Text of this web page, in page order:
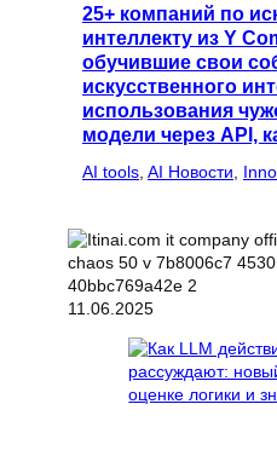
25+ компаний по
интеллекту из Y
обучившие свои
искусственного
использования
модели через API,
AI tools AI Новости
11.06.2025